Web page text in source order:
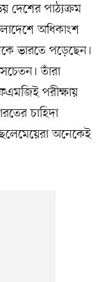
দেশের পাঠ্যক্রম
অধিকাংশ
ভারতে পড়েছেন।
তাঁরা
পরীক্ষায়
চাহিদা
অনেকেই